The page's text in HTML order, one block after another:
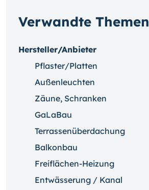
Verwandte Themen
Hersteller/Anbieter
Pflaster/Platten
Außenleuchten
Zäune, Schranken
GaLaBau
Terrassenüberdachung
Balkonbau
Freiflächen-Heizung
Entwässerung / Kanal